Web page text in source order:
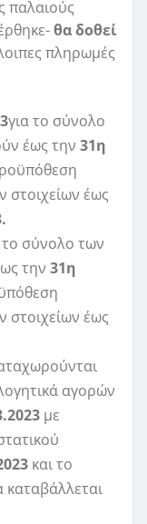
παλαιούς
θα δοθεί
πληρωμές
για το σύνολο
έως την 31η
στοιχείων έως
το σύνολο των
την 31η
στοιχείων έως
αγορών
με
και το
καταβάλλεται